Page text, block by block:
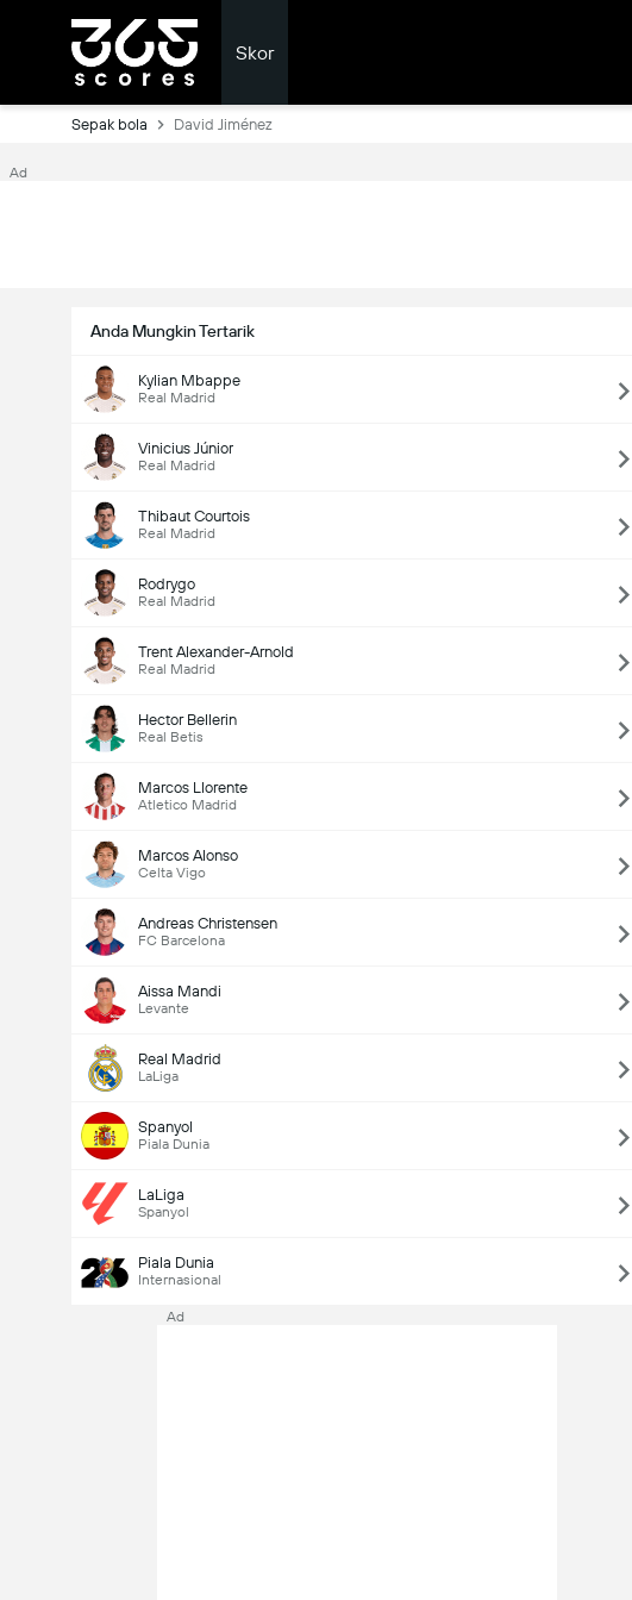
Skor
Sepak bola David Jiménez
Ad
Anda Mungkin Tertarik
Kylian Mbappe
Real Madrid
Vinicius Júnior
Real Madrid
Thibaut Courtois
Real Madrid
Rodrygo
Real Madrid
Trent Alexander-Arnold
Real Madrid
Hector Bellerin
Real Betis
Marcos Llorente
Atletico Madrid
Marcos Alonso
Celta Vigo
Andreas Christensen
FC Barcelona
Aissa Mandi
Levante
Real Madrid
LaLiga
Spanyol
Piala Dunia
LaLiga
Spanyol
Piala Dunia
Internasional
Ad